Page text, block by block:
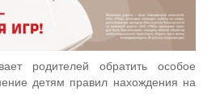
родителей обратить особое
детям правил нахождения на